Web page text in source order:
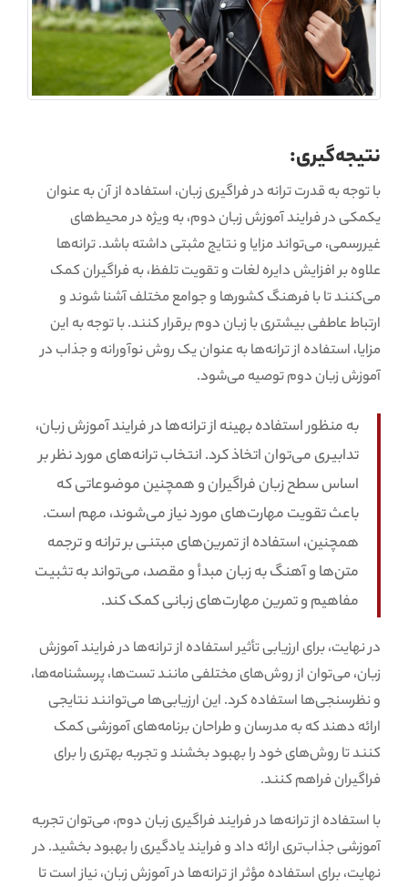
نتیجه‌گیری:
با توجه به قدرت ترانه در فراگیری زبان، استفاده از آن به عنوان
یکمکی در فرایند آموزش زبان دوم، به ویژه در محیط‌های
غیررسمی، می‌تواند مزایا و نتایج مثبتی داشته باشد. ترانه‌ها
علاوه بر افزایش دایره لغات و تقویت تلفظ، به فراگیران کمک
می‌کنند تا با فرهنگ کشورها و جوامع مختلف آشنا شوند و
ارتباط عاطفی بیشتری با زبان دوم برقرار کنند. با توجه به این
مزایا، استفاده از ترانه‌ها به عنوان یک روش نوآورانه و جذاب در
آموزش زبان دوم توصیه می‌شود.
به منظور استفاده بهینه از ترانه‌ها در فرایند آموزش زبان،
تدابیری می‌توان اتخاذ کرد. انتخاب ترانه‌های مورد نظر بر
اساس سطح زبان فراگیران و همچنین موضوعاتی که
باعث تقویت مهارت‌های مورد نیاز می‌شوند، مهم است.
همچنین، استفاده از تمرین‌های مبتنی بر ترانه و ترجمه
متن‌ها و آهنگ به زبان مبدأ و مقصد، می‌تواند به تثبیت
مفاهیم و تمرین مهارت‌های زبانی کمک کند.
در نهایت، برای ارزیابی تأثیر استفاده از ترانه‌ها در فرایند آموزش
زبان، می‌توان از روش‌های مختلفی مانند تست‌ها، پرسشنامه‌ها،
و نظرسنجی‌ها استفاده کرد. این ارزیابی‌ها می‌توانند نتایجی
ارائه دهند که به مدرسان و طراحان برنامه‌های آموزشی کمک
کنند تا روش‌های خود را بهبود بخشند و تجربه بهتری را برای
فراگیران فراهم کنند.
با استفاده از ترانه‌ها در فرایند فراگیری زبان دوم، می‌توان تجربه
آموزشی جذاب‌تری ارائه داد و فرایند یادگیری را بهبود بخشید. در
نهایت، برای استفاده مؤثر از ترانه‌ها در آموزش زبان، نیاز است تا